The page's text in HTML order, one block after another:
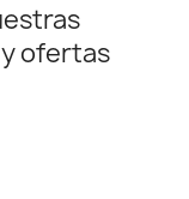
ofertas